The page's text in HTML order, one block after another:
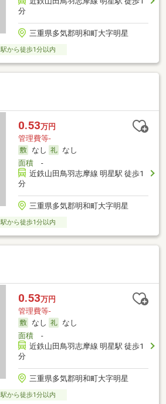
分
三重県多気郡明和町大字明星
駅から徒歩1分以内
0.53万円
管理費等-
なし
なし
面積-
近鉄山田鳥羽志摩線 明星駅 徒歩1
分
三重県多気郡明和町大字明星
駅から徒歩1分以内
0.53万円
管理費等-
なし
なし
面積-
近鉄山田鳥羽志摩線 明星駅 徒歩1
分
三重県多気郡明和町大字明星
駅から徒歩1分以内